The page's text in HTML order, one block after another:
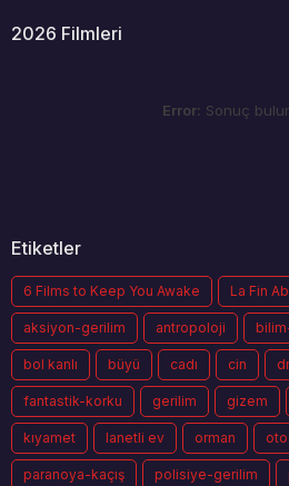
2026 Filmleri
Error: Sonuç
Etiketler
6 Films to Keep You Awake La Fin
aksiyon-gerilim antropoloji
bol kanlı büyü cadı cin
fantastik-korku gerilim gizem
kıyamet lanetli ev orman
paranoya-kaçış polisiye-gerilim